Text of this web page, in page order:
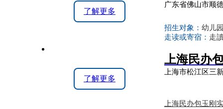
了解更多
广东省佛山市顺
招生对象： 幼儿
走读或寄宿： 走
了解更多
上海民办
上海市松江区三
上海民办包玉刚